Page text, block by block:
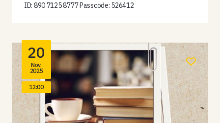
ID: 890 7125 8777 Passcode: 526412
20
Nov.
2025
12:00